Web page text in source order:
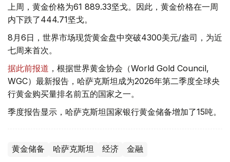
上周，黄金价格为61 889.33坚戈。因此，黄金价格在一周
内下跌了444.71坚戈。
8月6日，世界市场现货黄金盘中突破4300美元/盎司，为近
七周来首次。
据此前报道 ，根据世界黄金协会（World Gold Council,
WGC）最新报告，哈萨克斯坦成为2026年第二季度全球央
行黄金购买量排名前五的国家之一。
季度报告显示，哈萨克斯坦国家银行黄金储备增加了15吨。
黄金储备 哈萨克斯坦 经济 金融